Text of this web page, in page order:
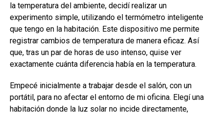
la temperatura del ambiente, decidí realizar un
experimento simple, utilizando el termómetro inteligente
que tengo en la habitación. Este dispositivo me permite
registrar cambios de temperatura de manera eficaz. Así
que, tras un par de horas de uso intenso, quise ver
exactamente cuánta diferencia había en la temperatura.
Empecé inicialmente a trabajar desde el salón, con un
portátil, para no afectar el entorno de mi oficina. Elegí una
habitación donde la luz solar no incide directamente,